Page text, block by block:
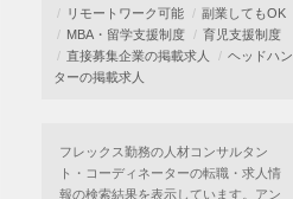
リモートワーク可能
副業してもOK
MBA・留学支援制度
育児支援制度
直接募集企業の掲載求人
ヘッドハン
ターの掲載求人
フレックス勤務の人材コンサルタン
ト・コーディネーターの転職・求人情
報の検索結果を表示しています。アン